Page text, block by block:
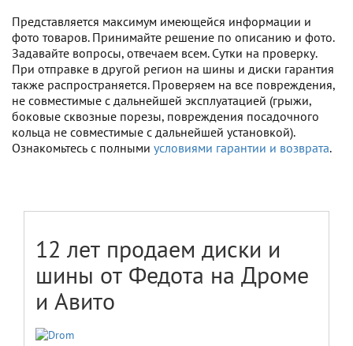
Представляется максимум имеющейся информации и
фото товаров. Принимайте решение по описанию и фото.
Задавайте вопросы, отвечаем всем. Сутки на проверку.
При отправке в другой регион на шины и диски гарантия
также распространяется. Проверяем на все повреждения,
не совместимые с дальнейшей эксплуатацией (грыжи,
боковые сквозные порезы, повреждения посадочного
кольца не совместимые с дальнейшей установкой).
Ознакомьтесь с полными условиями гарантии и возврата.
12 лет продаем диски и
шины от Федота на Дроме
и Авито